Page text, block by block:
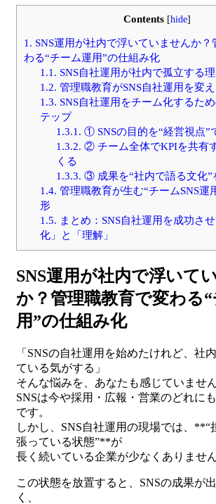
Contents [hide]
1. SNS運用が社内で浮いていませんか
わる“チーム運用”の仕組み化
1.1. SNS自社運用が社内で孤立する
1.2. 管理職教育がSNS自社運用を変
1.3. SNS自社運用をチーム化するた
テップ
1.3.1. ① SNSの目的を“経営視点”
1.3.2. ② チーム全体でKPIを共有
くる
1.3.3. ③ 成果を“社内で語る文化”
1.4. 管理職教育が生む“チームSNS運
形
1.5. まとめ：SNS自社運用を成功さ
化」と「理解」
SNS運用が社内で浮いて
か？管理職教育で変わる
用”の仕組み化
「SNSの自社運用を始めたけれど、社
ている気がする」
そんな悩みを、あなたも感じていませ
SNSは今や採用・広報・営業のどれに
です。
しかし、SNS自社運用の現場では、**“
張っている状態”**が
長く続いている企業が少なくありません
この状態を放置すると、SNSの成果が
く、